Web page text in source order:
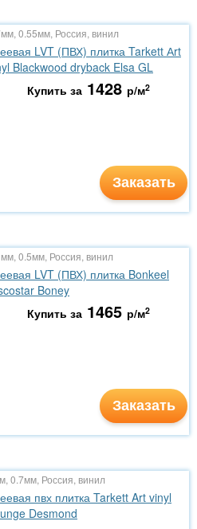
0.55мм, Россия, винил
LVT (ПВХ) плитка Tarkett Аrt
Blackwood dryback Elsa GL
Купить за 1428 р/м2
Заказать
0.5мм, Россия, винил
LVT (ПВХ) плитка Bonkeel
Boney
Купить за 1465 р/м2
Заказать
0.7мм, Россия, винил
пвх плитка Tarkett Art vinyl
Desmond